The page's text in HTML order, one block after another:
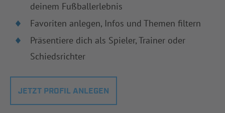
deinem Fußballerlebnis
Favoriten anlegen, Infos und Themen filtern
Präsentiere dich als Spieler, Trainer oder
Schiedsrichter
JETZT PROFIL ANLEGEN